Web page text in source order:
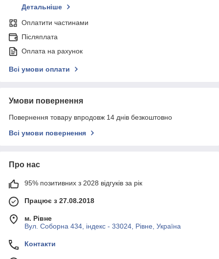
Детальніше
Оплатити частинами
Післяплата
Оплата на рахунок
Всі умови оплати
Умови повернення
Повернення товару впродовж 14 днів безкоштовно
Всі умови повернення
Про нас
95% позитивних з 2028 відгуків за рік
Працює з 27.08.2018
м. Рівне
Вул. Соборна 434, індекс - 33024, Рівне, Україна
Контакти